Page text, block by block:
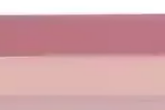
Denim Tasarımı
kenar ipliğiyle estetik bir
Modelleri